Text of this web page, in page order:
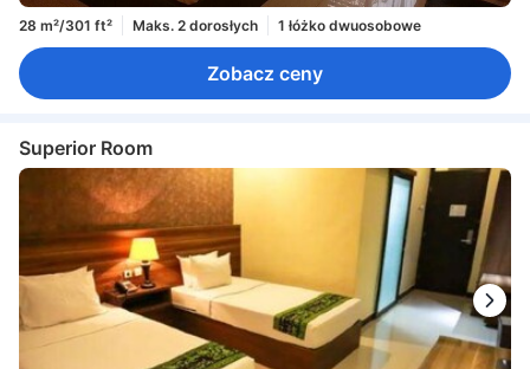
28 m²/301 ft² Maks. 2 dorosłych 1 łóżko dwuosobowe
Zobacz ceny
Superior Room